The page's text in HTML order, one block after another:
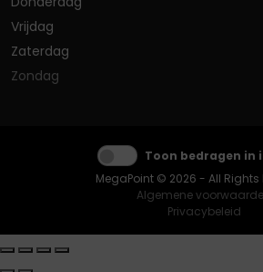
Vrijdag
Zaterdag
Zondag
Toon bedragen in
MegaPoint © 2026 - All Rights
Algemene
Privacybeleid